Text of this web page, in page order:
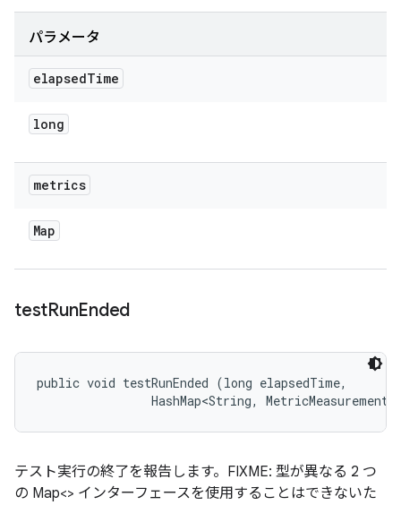
パラメータ
elapsedTime
long
metrics
Map
testRunEnded
public void testRunEnded (long elapsedTime,
HashMap<String,
テスト実行の終了を報告します。FIXME: 型が異なる 2 つ
の Map<> インターフェースを使用することはできないた